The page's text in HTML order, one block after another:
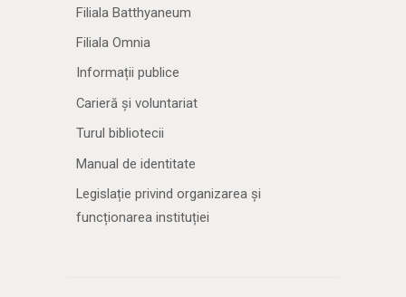
Filiala Batthyaneum
Filiala Omnia
Informații publice
Carieră și voluntariat
Turul bibliotecii
Manual de identitate
Legislație privind organizarea și
funcționarea instituției